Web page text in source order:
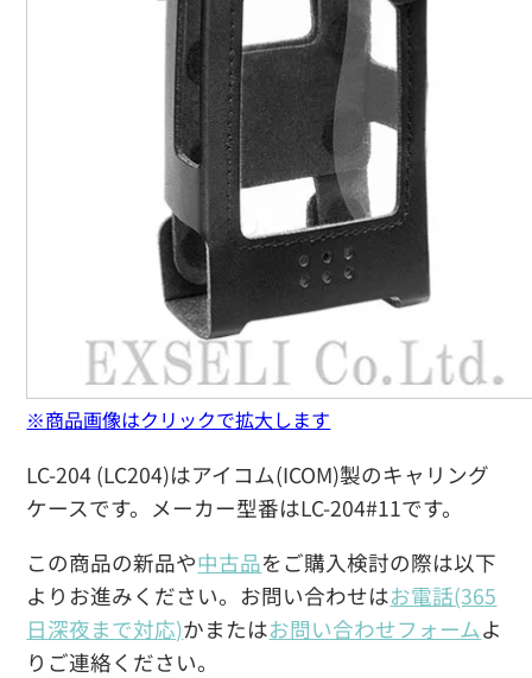
LC-204 (LC204)はアイコム(ICOM)製のキャリング
ケースです。メーカー型番はLC-204#11です。
この商品の新品や中古品をご購入検討の際は以下
よりお進みください。お問い合わせはお電話(365
日深夜まで対応)かまたはお問い合わせフォームよ
りご連絡ください。
※商品画像はクリックで拡大します